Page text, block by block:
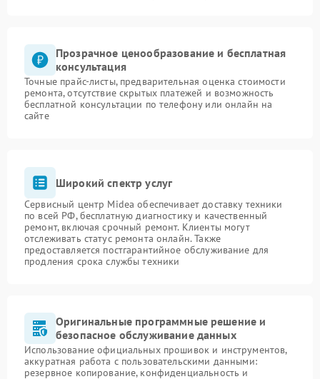
Прозрачное ценообразование и бесплатная
консультация
Точные прайс-листы, предварительная оценка стоимости
ремонта, отсутствие скрытых платежей и возможность
бесплатной консультации по телефону или онлайн на
сайте
Широкий спектр услуг
Сервисный центр Midea обеспечивает доставку техники
по всей РФ, бесплатную диагностику и качественный
ремонт, включая срочный ремонт. Клиенты могут
отслеживать статус ремонта онлайн. Также
предоставляется постгарантийное обслуживание для
продления срока службы техники
Оригинальные программные решение и
безопасное обслуживание данных
Использование официальных прошивок и инструментов,
аккуратная работа с пользовательскими данными:
резервное копирование, конфиденциальность и